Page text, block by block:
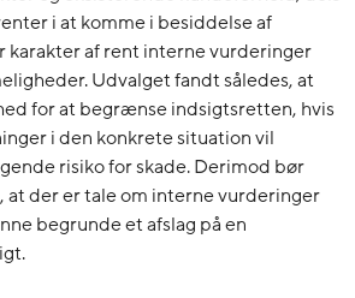
i at komme i besiddelse af
karakter af rent interne vurderinger
Udvalget fandt således, at
for at begrænse indsigtsretten, hvis
i den konkrete situation vil
risiko for skade. Derimod bør
der er tale om interne vurderinger
begrunde et afslag på en